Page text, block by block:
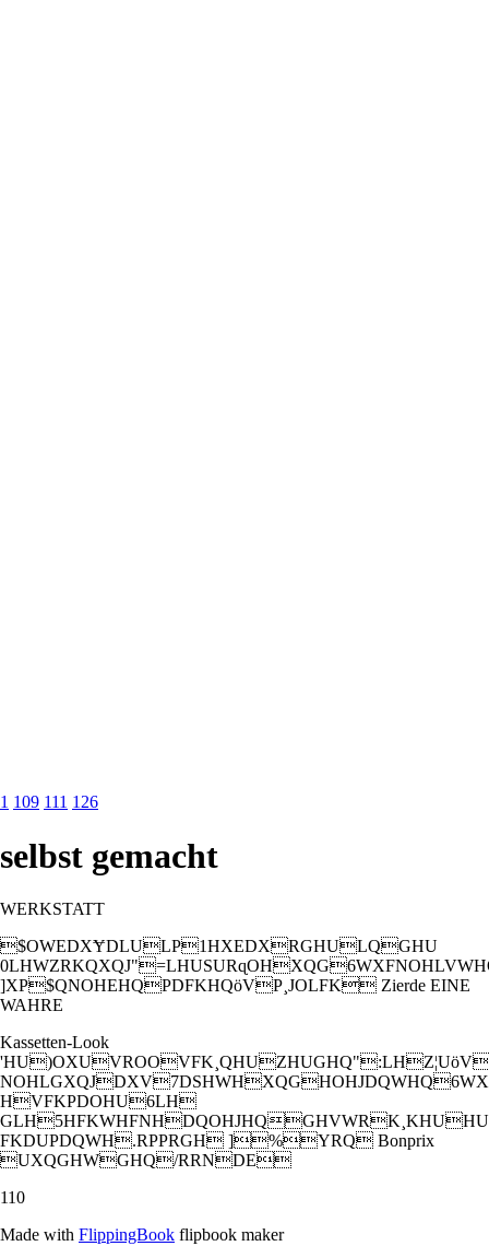
1 109 111 126
selbst gemacht
WERKSTATT
$OWEDXɎDLULP1HXEDXRGHULQGHU
]XP$QNOHEHQPDFKHQöVP¸JOLFK Zierde EINE
WAHRE
Kassetten-Look
HVFKPDOHU6LH
FKDUPDQWH.RPPRGH ]%YRQ Bonprix
UXQGHWGHQ/RRNDE
110
Made with FlippingBook flipbook maker